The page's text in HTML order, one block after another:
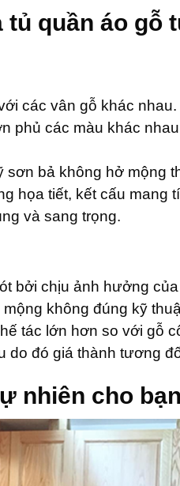
quần áo gỗ
các vân gỗ khác nhau.
phủ các màu khác
bả không hở mộng
họa tiết, kết cấu mang
và sang trọng.
bởi chịu ảnh hưởng
không đúng kỹ
tác lớn hơn so với gỗ
do đó giá thành tương
nhiên cho